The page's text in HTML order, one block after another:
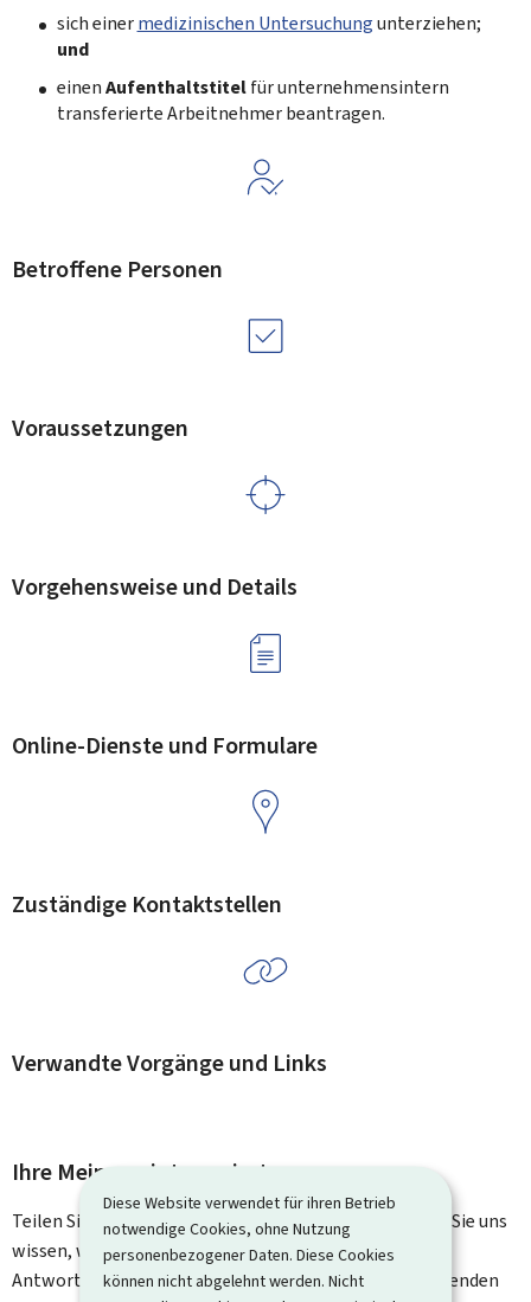
Diese Website verwendet für ihren Betrieb
notwendige Cookies, ohne Nutzung
personenbezogener Daten. Diese Cookies
können nicht abgelehnt werden. Nicht
sich einermedizinischen Untersuchungunterziehen;
und
einenAufenthaltstitelfür unternehmensintern
transferierte Arbeitnehmer beantragen.
Betroffene Personen
Voraussetzungen
Vorgehensweise und Details
Online-Dienste und Formulare
Zuständige Kontaktstellen
Verwandte Vorgänge und Links
Ihre Meinung interessiert uns
Teilen Sie uns Ihre Meinung zu dieser Seite mit. Lassen Sie uns
wissen, was wir verbessern können. Sie erhalten keine
Antwort auf Ihr Feedback. Für spezifische Fragen verwenden